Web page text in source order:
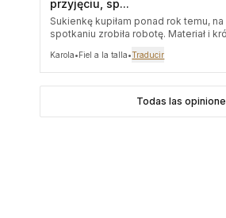
przyjęciu, sp...
Sukienkę kupiłam ponad rok temu, na niejednym przyjęciu,
spotkaniu zrobiła robotę. Materiał i
sukienka ma to wszystko
Karola•Fiel a la talla•Traducir
Todas las